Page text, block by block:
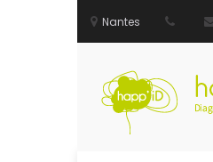
Nantes